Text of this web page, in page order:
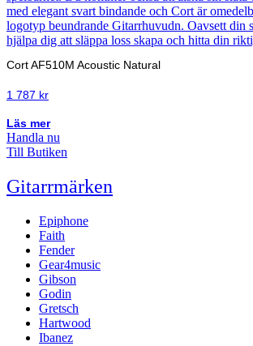
Cort AF510M Acoustic Natural
1 787 kr
Läs mer
Handla nu
Till Butiken
Gitarrmärken
Epiphone
Faith
Fender
Gear4music
Gibson
Godin
Gretsch
Hartwood
Ibanez